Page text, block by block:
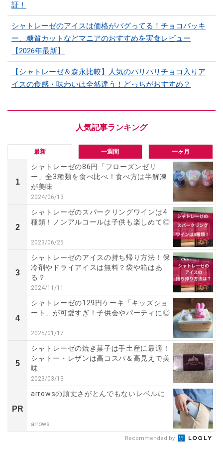
証！
シャトレーゼのアイスは価格がバグってる！チョコバッキ
ー、糖質カットなどマニアのおすすめを実食レビュー
【2026年最新】
【シャトレーゼ＆森永比較】人気のパリパリチョコ入りア
イスの食感・味わいは全然違う！どっちがおすすめ？
最新 一週間 一ヶ月
1
シャトレーゼの86円「フローズンゼリ
ー」全3種類を食べ比べ！食べ方は半解凍
が美味
2024/06/13
2
シャトレーゼのスパークリングワインは4
種類！ノンアルコールは子供も楽しめて◎
2023/06/25
3
シャトレーゼのアイスの持ち帰り方法！保
冷剤やドライアイスは無料？袋や箱はあ
る？
2024/11/11
4
シャトレーゼの129円ケーキ「キッズショ
ート」が可愛すぎ！子供会やパーティに◎
2025/01/17
5
シャトレーゼの焼き菓子は手土産に最適！
シャトー・レザンは高コスパ＆高見えで美
味
2023/03/13
PR
arrowsの頑丈さがとんでもないレベルに
arrows
Recommended by